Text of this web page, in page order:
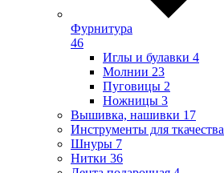
Фурнитура
46
Иглы и булавки 4
Молнии 23
Пуговицы 2
Ножницы 3
Вышивка, нашивки 17
Инструменты для ткачества
Шнуры 7
Нитки 36